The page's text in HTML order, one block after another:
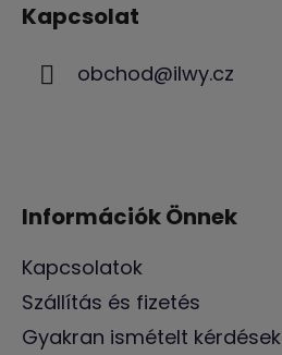
Kapcsolat
obchod@ilwy.cz
Információk Önnek
Kapcsolatok
Szállítás és fizetés
Gyakran ismételt kérdések